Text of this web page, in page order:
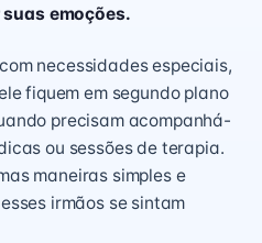
emoções.
necessidades especiais,
fiquem em segundo plano
precisam acompanhá-
ou sessões de terapia.
maneiras simples e
irmãos se sintam